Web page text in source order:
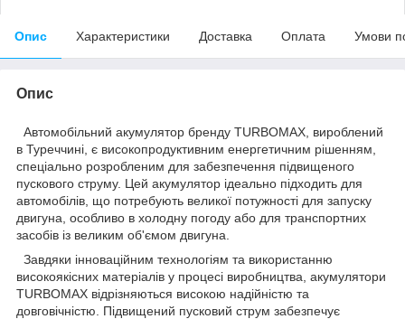
Опис Характеристики Доставка Оплата Умови
Опис
Автомобільний акумулятор бренду TURBOMAX, вироблений
в Туреччині, є високопродуктивним енергетичним рішенням,
спеціально розробленим для забезпечення підвищеного
пускового струму. Цей акумулятор ідеально підходить для
автомобілів, що потребують великої потужності для запуску
двигуна, особливо в холодну погоду або для транспортних
засобів із великим об'ємом двигуна.
Завдяки інноваційним технологіям та використанню
високоякісних матеріалів у процесі виробництва, акумулятори
TURBOMAX відрізняються високою надійністю та
довговічністю. Підвищений пусковий струм забезпечує